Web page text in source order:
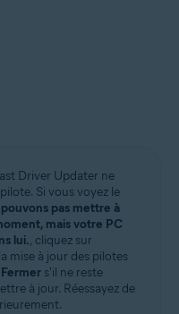
Driver Updater ne
Si vous voyez le
pas mettre à
mais votre PC
lui., cliquez sur
mise à jour des pilotes
Fermer s'il ne reste
à jour. Réessayez de